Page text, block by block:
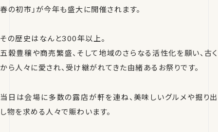
春の初市」が今年も盛大に開催されます。
その歴史はなんと300年以上。
五穀豊穣や商売繁盛、そして地域のさらなる活性化を願い、古く
から人々に愛され、受け継がれてきた由緒あるお祭りです。
当日は会場に多数の露店が軒を連ね、美味しいグルメや掘り出
し物を求める人々で賑わいます。